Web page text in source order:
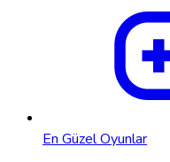
En Güzel Oyunlar